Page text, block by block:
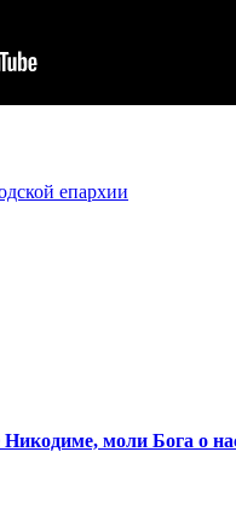
епархии
моли Бога о